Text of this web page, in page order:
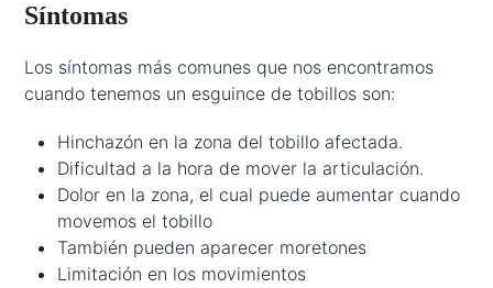
Síntomas
Los síntomas más comunes que nos encontramos
cuando tenemos un esguince de tobillos son:
Hinchazón en la zona del tobillo afectada.
Dificultad a la hora de mover la articulación.
Dolor en la zona, el cual puede aumentar cuando
movemos el tobillo
También pueden aparecer moretones
Limitación en los movimientos